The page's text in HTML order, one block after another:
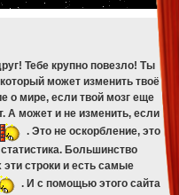
Тебе крупно повезло! Ты
может изменить твоё
о мире, если твой мозг еще
А может и не изменить, если
. Это не оскорбление, это
Большинство
строки и есть самые
. И с помощью этого сайта